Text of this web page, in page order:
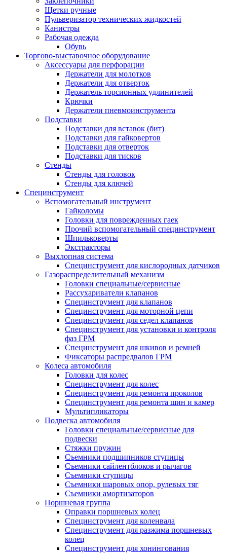
Щетки ручные
Пульверизатор технических жидкостей
Канистры
Рабочая одежда
Обувь
Торгово-выставочное оборудование
Аксессуары для перфорации
Держатели для молотков
Держатели для отверток
Держатель торсионных удлинителей
Крючки
Держатели пневмоинструмента
Подставки
Подставки для вставок (бит)
Подставки для гайковертов
Подставки для отверток
Подставки для тисков
Стенды
Стенды для головок
Стенды для ключей
Специнструмент
Вспомогательный инструмент
Гайколомы
Головки для поврежденных гаек
Прочий вспомогательный специнструмент
Шпильковерты
Экстракторы
Выхлопная система
Специнструмент для кислородных датчиков
Газораспределительный механизм
Головки специальные/сервисные
Рассухариватели клапанов
Специнструмент для клапанов
Специнструмент для моторной цепи
Специнструмент для седел клапанов
Специнструмент для установки и контроля
фаз ГРМ
Специнструмент для шкивов и ремней
Фиксаторы распредвалов ГРМ
Колеса автомобиля
Головки для колес
Специнструмент для колес
Специнструмент для ремонта проколов
Специнструмент для ремонта шин и камер
Мультипликаторы
Подвеска автомобиля
Головки специальные/сервисные для
подвески
Стяжки пружин
Съемники подшипников ступицы
Съемники сайлентблоков и рычагов
Съемники ступицы
Съемники шаровых опор, рулевых тяг
Съемники амортизаторов
Поршневая группа
Оправки поршневых колец
Специнструмент для коленвала
Специнструмент для разжима поршневых
колец
Специнструмент для хонингования